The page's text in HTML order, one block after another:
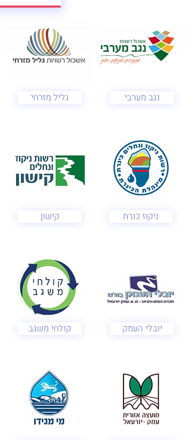
גליל מזרחי נגב מערבי
קישון
קולחי משגב
ניקוז כנרת
יובלי העמק